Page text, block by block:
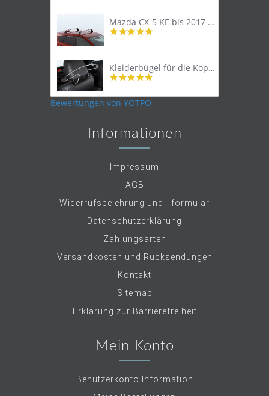
rating
Mazda CX-5 KE bis 2017 Lastenträger Dachträger
4.9
rating
Kleiderbügel für die Kopfstütze
4.9
rating
Bewertungen von YOTPO
Informationen
Impressum
AGB
Widerrufsbelehrung und - formular
Datenschutzerklärung
Zahlungsarten
Versandkosten und Rücksendungen
Kontakt
Sitemap
Erklärung zur Barrierefreiheit
Mein Konto
Benutzerkonto Information